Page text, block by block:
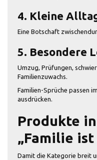
4. Kleine
Eine Botschaft
5. Besondere
Umzug, Prüfungen,
Familienzuwachs.
Familien-Sprüche passen
ausdrücken.
Produkte
„Familie ist
Damit die Kategorie breit